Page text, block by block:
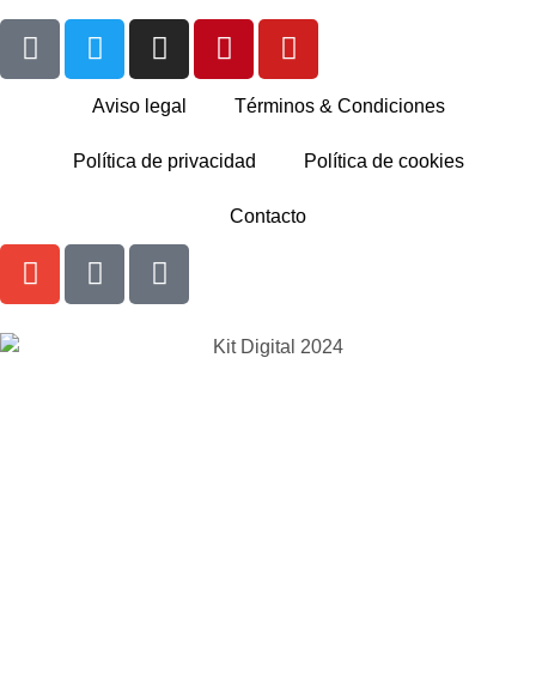
Aviso legal Términos & Condiciones
Política de privacidad Política de cookies
Contacto